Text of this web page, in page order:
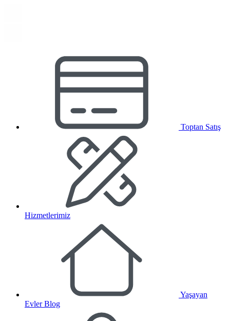
Toptan Satış
Hizmetlerimiz
Yaşayan
Evler Blog